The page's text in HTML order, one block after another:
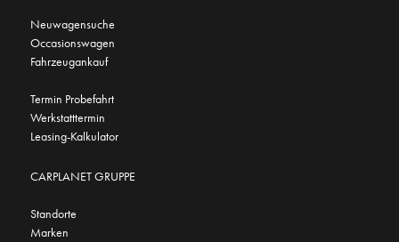
Neuwagensuche
Occasionswagen
Fahrzeugankauf
Termin Probefahrt
Werkstatttermin
Leasing-Kalkulator
CARPLANET GRUPPE
Standorte
Marken